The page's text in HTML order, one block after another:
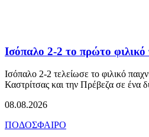
Ισόπαλο 2-2 το πρώτο
Ισόπαλο 2-2 τελείωσε το φιλικό
Καστρίτσας και την Πρέβεζα σε ένα
08.08.2026
ΠΟΔΟΣΦΑΙΡΟ